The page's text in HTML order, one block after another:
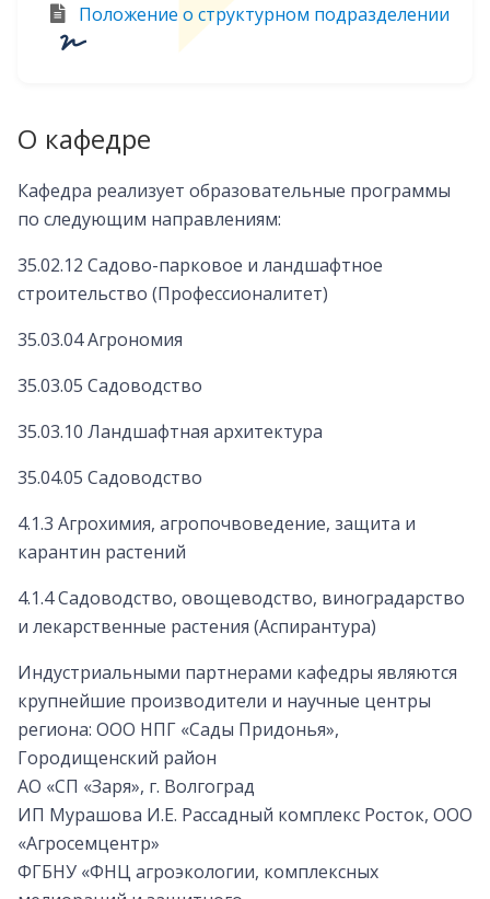
Положение о структурном подразделении
О кафедре
Кафедра реализует образовательные программы
по следующим направлениям:
35.02.12 Садово-парковое и ландшафтное
строительство (Профессионалитет)
35.03.04 Агрономия
35.03.05 Садоводство
35.03.10 Ландшафтная архитектура
35.04.05 Садоводство
4.1.3 Агрохимия, агропочвоведение, защита и
карантин растений
4.1.4 Садоводство, овощеводство, виноградарство
и лекарственные растения (Аспирантура)
Индустриальными партнерами кафедры являются
крупнейшие производители и научные центры
региона: ООО НПГ «Сады Придонья»,
Городищенский район
АО «СП «Заря», г. Волгоград
ИП Мурашова И.Е. Рассадный комплекс Росток, ООО
«Агросемцентр»
ФГБНУ «ФНЦ агроэкологии, комплексных